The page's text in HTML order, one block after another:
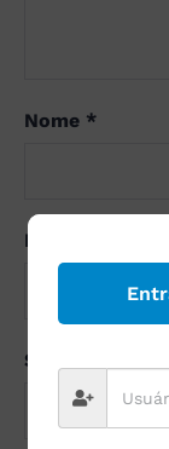
Nome *
E-mail
Site